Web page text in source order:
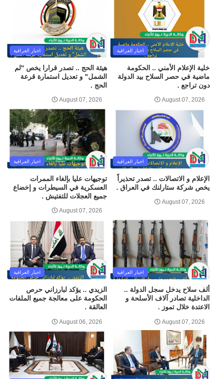
اخبار العراقية
خلية الإعلام الأمني .. الحكومة
ماضية في حصر السلاح بيد الدولة
دون تراجع .
August 07, 2026
اخبار العراقية
هيئة الحج .. تصدر قرارا يخص "لم
الشمل" و تعديل استمارة قرعة
الحج .
August 07, 2026
اخبار العراقية
الإعلام و الاتصالات .. تصدر تحذيراً
يخص شركة ستارلنك في العراق .
August 07, 2026
اخبار العراقية
توجيهات عليا بإلغاء الممرات
العسكرية في السيطرات و إخضاع
جميع العجلات للتفتيش .
August 07, 2026
اخبار العراقية
ألف سلاح يدخل سجل الدولة ..
الداخلية تصادر آلاف الأسلحة و
الاعتدة خلال تموز .
August 07, 2026
اخبار العراقية
الزيدي .. يؤكد لبارزاني حرص
الحكومة على معالجة جميع الملفات
العالقة .
August 06, 2026